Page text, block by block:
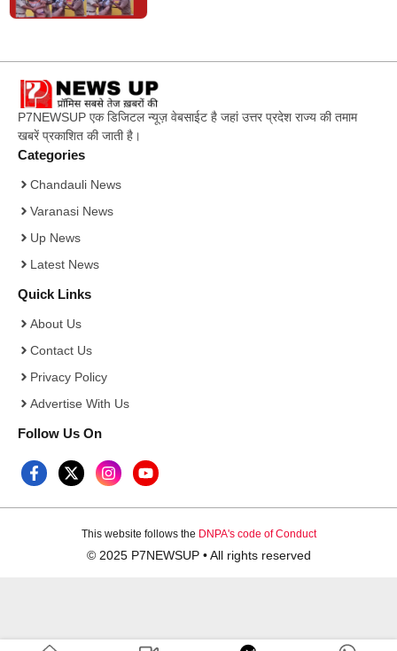
P7NEWSUP एक डिजिटल न्यूज़ वेबसाईट है जहां उत्तर प्रदेश राज्य की तमाम
खबरें प्रकाशित की जाती है।
Categories
Chandauli News
Varanasi News
Up News
Latest News
Quick Links
About Us
Contact Us
Privacy Policy
Advertise With Us
Follow Us On
This website follows the DNPA's code of Conduct
© 2025 P7NEWSUP • All rights reserved